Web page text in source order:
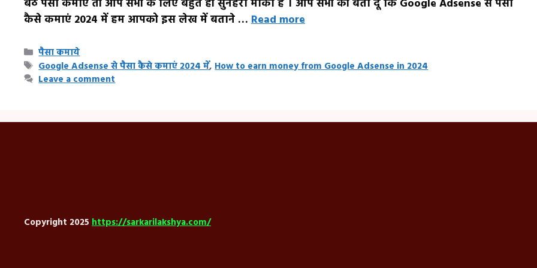
बैठे पैसा कमाएं तो आप सभी के लिए बहुत ही सुनहरा मौका है । आप सभी को बता दू कि Google Adsense से पैसा
कैसे कमाएं 2024 में हम आपको इस लेख में बताने … Read more
Categories
पैसा कमाये
Tags
Google Adsense से पैसा कैसे कमाएं 2024 में,How to earn money from Google Adsense in 2024
Leave a comment
Copyright 2025 https://sarkarilakshya.com/